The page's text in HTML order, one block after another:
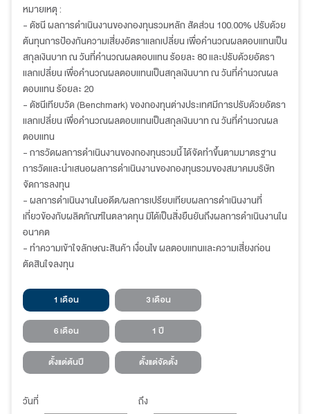
หมายเหตุ :
- ดัชนี ผลการดำเนินงานของกองทุนรวมหลัก สัดส่วน 100.00% ปรับด้วย
ต้นทุนการป้องกันความเสี่ยงอัตราแลกเปลี่ยน เพื่อคำนวณผลตอบแทนเป็น
สกุลเงินบาท ณ วันที่คำนวณผลตอบแทน ร้อยละ 80 และปรับด้วยอัตรา
แลกเปลี่ยน เพื่อคำนวณผลตอบแทนเป็นสกุลเงินบาท ณ วันที่คำนวณผล
ตอบแทน ร้อยละ 20
- ดัชนีเทียบวัด (Benchmark) ของกองทุนต่างประเทศมีการปรับด้วยอัตรา
แลกเปลี่ยน เพื่อคำนวณผลตอบแทนเป็นสกุลเงินบาท ณ วันที่คำนวณผล
ตอบแทน
- การวัดผลการดำเนินงานของกองทุนรวมนี้ ได้จัดทำขึ้นตามมาตรฐาน
การวัดและนำเสนอผลการดำเนินงานของกองทุนรวมของสมาคมบริษัท
จัดการลงทุน
- ผลการดำเนินงานในอดีต/ผลการเปรียบเทียบผลการดำเนินงานที่
เกี่ยวข้องกับผลิตภัณฑ์ในตลาดทุน มิได้เป็นสิ่งยืนยันถึงผลการดำเนินงานใน
อนาคต
- ทำความเข้าใจลักษณะสินค้า เงื่อนไข ผลตอบแทนและความเสี่ยงก่อน
ตัดสินใจลงทุน
1 เดือน 3 เดือน
6 เดือน 1 ปี
ตั้งแต่ต้นปี ตั้งแต่จัดตั้ง
วันที่ ถึง